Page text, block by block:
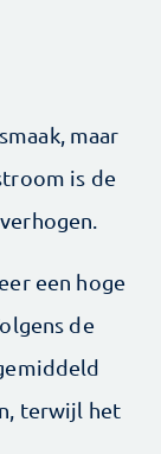
maar
is de
een hoge
de
terwijl het